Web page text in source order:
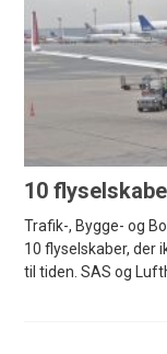
10
Trafik-, Bygge- og
10 flyselskaber, der
til tiden. SAS og